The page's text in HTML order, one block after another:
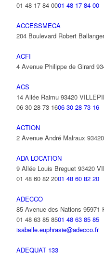
01 48 17 84 0001 48 17 84 00
ACCESSMECA
204 Boulevard Robert
ACFI
4 Avenue Philippe de Girard
ACS
14 Allée Raimu 93420
06 30 28 73 1606 30 28 73 16
ACTION
2 Avenue André Malraux
ADA LOCATION
9 Allée Louis Breguet 93420
01 48 60 82 2001 48 60 82 20
ADECCO
85 Avenue des Nations 95971
01 48 63 85 8501 48 63 85 85
isabelle.euphrasie@adecco.fr
ADEQUAT 133